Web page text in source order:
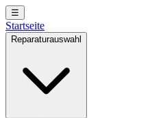
☰
Startseite
Reparaturauswahl